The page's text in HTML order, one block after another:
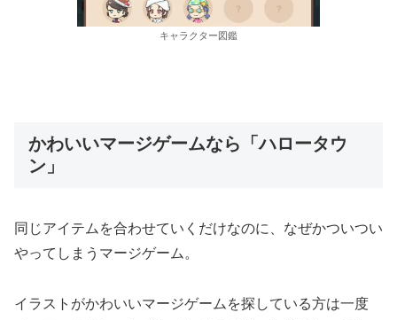
キャラクター図鑑
かわいいマージゲームなら「ハロータウ
ン」
同じアイテムを合わせていくだけなのに、なぜかついつい
やってしまうマージゲーム。
イラストがかわいいマージゲームを探している方は一度